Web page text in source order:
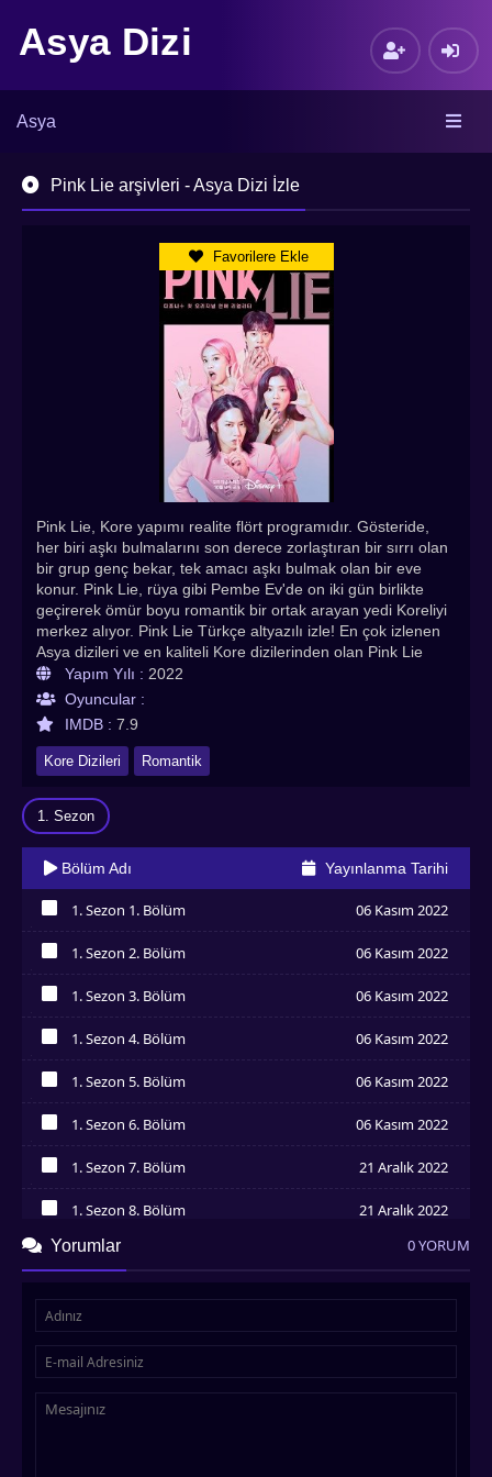
Asya Dizi
Asya
Pink Lie arşivleri - Asya Dizi İzle
Favorilere Ekle
Pink Lie, Kore yapımı realite flört programıdır. Gösteride,
her biri aşkı bulmalarını son derece zorlaştıran bir sırrı olan
bir grup genç bekar, tek amacı aşkı bulmak olan bir eve
konur. Pink Lie, rüya gibi Pembe Ev'de on iki gün birlikte
geçirerek ömür boyu romantik bir ortak arayan yedi Koreliyi
merkez alıyor. Pink Lie Türkçe altyazılı izle! En çok izlenen
Asya dizileri ve en kaliteli Kore dizilerinden olan Pink Lie
Asyadiziizle’de
Yapım Yılı : 2022
Oyuncular :
IMDB : 7.9
Kore Dizileri Romantik
1. Sezon
Bölüm Adı Yayınlanma Tarihi
1. Sezon 1. Bölüm 06 Kasım 2022
1. Sezon 2. Bölüm 06 Kasım 2022
1. Sezon 3. Bölüm 06 Kasım 2022
1. Sezon 4. Bölüm 06 Kasım 2022
1. Sezon 5. Bölüm 06 Kasım 2022
1. Sezon 6. Bölüm 06 Kasım 2022
1. Sezon 7. Bölüm 21 Aralık 2022
İzledim
1. Sezon 8. Bölüm 21 Aralık 2022
1. Sezon 9. Bölüm 21 Aralık 2022
İzledim
İzledim
İzledim
Yorumlar 0 YORUM